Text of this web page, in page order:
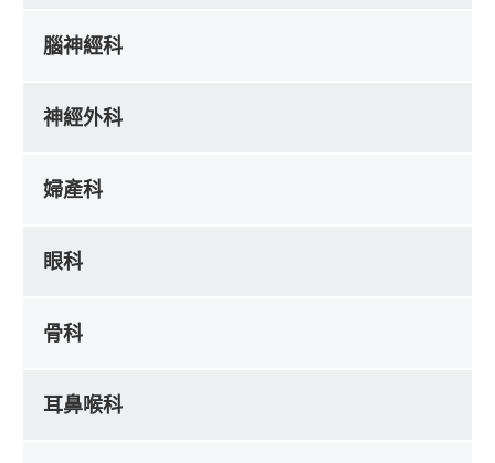
腦神經科
神經外科
婦產科
眼科
骨科
耳鼻喉科